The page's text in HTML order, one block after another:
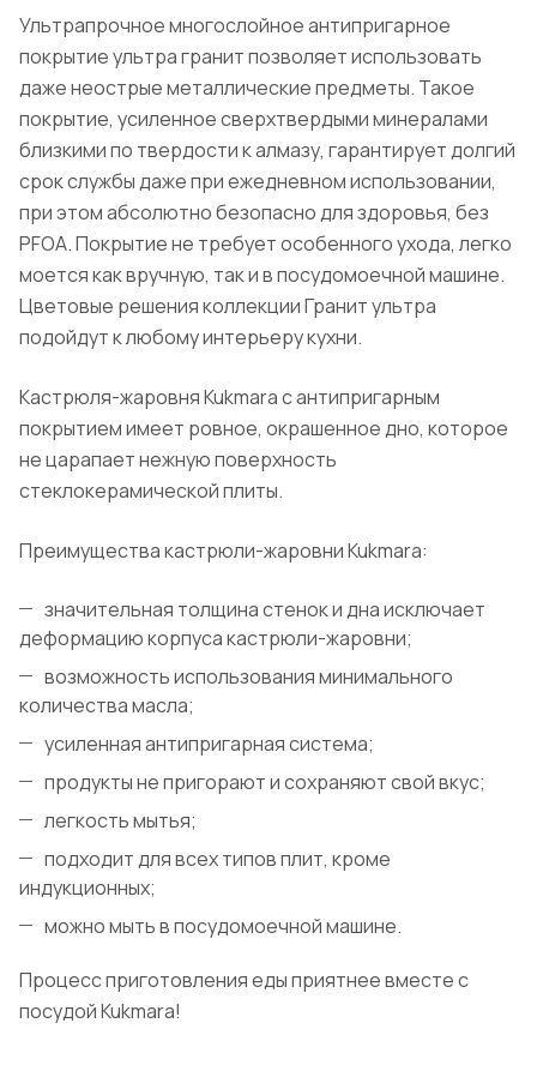
Ультрапрочное многослойное антипригарное
покрытие ультра гранит позволяет использовать
даже неострые металлические предметы. Такое
покрытие, усиленное сверхтвердыми минералами
близкими по твердости к алмазу, гарантирует долгий
срок службы даже при ежедневном использовании,
при этом абсолютно безопасно для здоровья, без
PFOA. Покрытие не требует особенного ухода, легко
моется как вручную, так и в посудомоечной машине.
Цветовые решения коллекции Гранит ультра
подойдут к любому интерьеру кухни.
Кастрюля-жаровня Kukmara с антипригарным
покрытием имеет ровное, окрашенное дно, которое
не царапает нежную поверхность
стеклокерамической плиты.
Преимущества кастрюли-жаровни Kukmara:
значительная толщина стенок и дна исключает
деформацию корпуса кастрюли-жаровни;
возможность использования минимального
количества масла;
усиленная антипригарная система;
продукты не пригорают и сохраняют свой вкус;
легкость мытья;
подходит для всех типов плит, кроме
индукционных;
можно мыть в посудомоечной машине.
Процесс приготовления еды приятнее вместе с
посудой Kukmara!